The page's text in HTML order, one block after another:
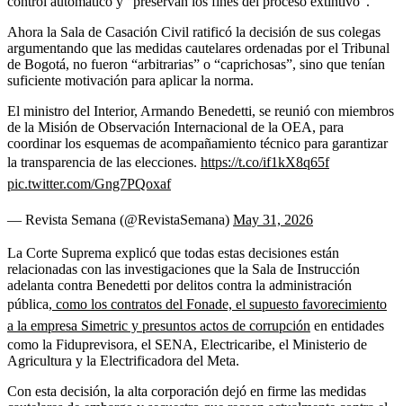
Ahora la Sala de Casación Civil ratificó la decisión de sus colegas
argumentando que las medidas cautelares ordenadas por el Tribunal
de Bogotá, no fueron “arbitrarias” o “caprichosas”, sino que tenían
suficiente motivación para aplicar la norma.
El ministro del Interior, Armando Benedetti, se reunió con miembros
de la Misión de Observación Internacional de la OEA, para
coordinar los esquemas de acompañamiento técnico para garantizar
la transparencia de las elecciones. https://t.co/if1kX8q65f
pic.twitter.com/Gng7PQoxaf
— Revista Semana (@RevistaSemana) May 31, 2026
La Corte Suprema explicó que todas estas decisiones están
relacionadas con las investigaciones que la Sala de Instrucción
adelanta contra Benedetti por delitos contra la administración
pública, como los contratos del Fonade, el supuesto favorecimiento
a la empresa Simetric y presuntos actos de corrupción en entidades
como la Fiduprevisora, el SENA, Electricaribe, el Ministerio de
Agricultura y la Electrificadora del Meta.
Con esta decisión, la alta corporación dejó en firme las medidas